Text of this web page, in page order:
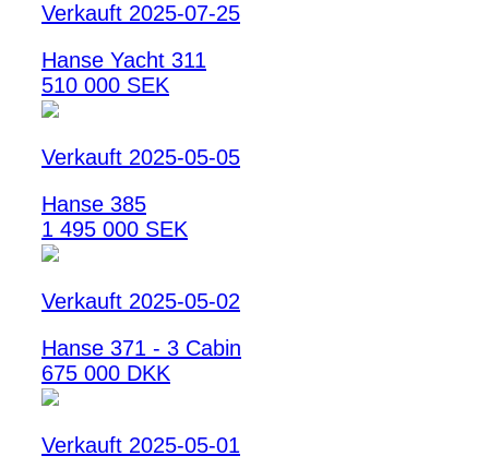
Verkauft 2025-07-25
Hanse Yacht 311
510 000 SEK
Verkauft 2025-05-05
Hanse 385
1 495 000 SEK
Verkauft 2025-05-02
Hanse 371 - 3 Cabin
675 000 DKK
Verkauft 2025-05-01